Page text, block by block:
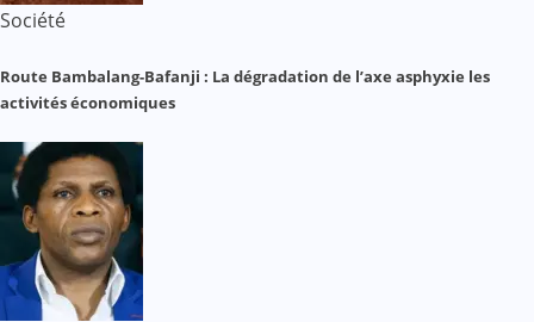
Société
Route Bambalang-Bafanji : La dégradation de l’axe asphyxie les
activités économiques